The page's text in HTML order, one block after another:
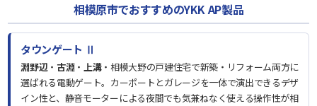
相模原市でおすすめのYKK AP製品
タウンゲート Ⅱ
淵野辺・ 古淵 ・ 上溝・相模大野の戸建住宅で新築・リフォーム両方に
選ばれる電動ゲート。カーポートとガレージを一体で演出できるデザ
イン性と、静音モーターによる夜間でも気兼ねなく使える操作性が相